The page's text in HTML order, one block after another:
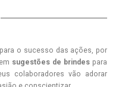
o sucesso das ações, por
sugestões de brindespara
colaboradores vão adorar